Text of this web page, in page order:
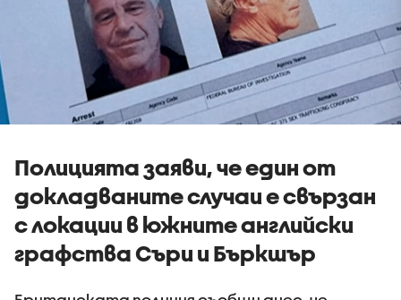
Полицията заяви, че един от
докладваните случаи е свързан
с локации в южните английски
графства Съри и Бъркшър